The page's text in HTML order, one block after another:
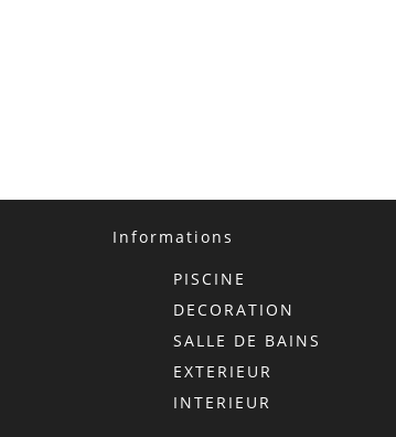
Informations
PISCINE
DECORATION
SALLE DE BAINS
EXTERIEUR
INTERIEUR